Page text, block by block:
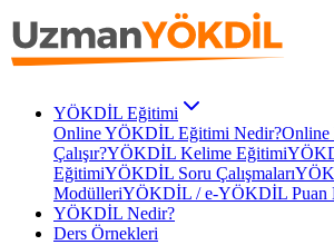
YÖKDİL Eğitimi
Online YÖKDİL Eğitimi Nedir?Online
Çalışır?YÖKDİL Kelime Eğitimi
EğitimiYÖKDİL Soru Çalışmaları
ModülleriYÖKDİL / e-YÖKDİL Puan
YÖKDİL Nedir?
Ders Örnekleri